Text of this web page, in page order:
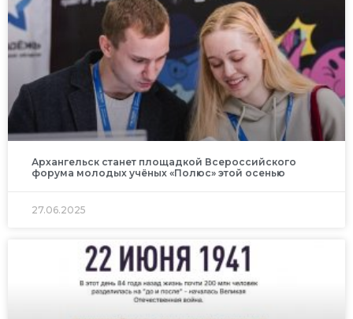
Архангельск станет площадкой Всероссийского
форума молодых учёных «Полюс» этой осенью
27.06.2025